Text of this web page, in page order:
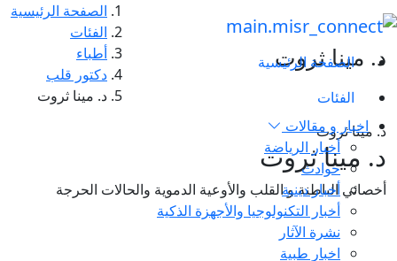
الصفحة الرئيسية
الفئات
اخبار و مقالات
أخبار الرياضة
حوادث
أخبار دينية
أخبار التكنولوجيا والأجهزة الذكية
نشرة الآثار
اخبار طبية
د. مينا ثروت
الصفحة الرئيسية
الفئات
أطباء
دكتور قلب
د. مينا ثروت
د. مينا ثروت
د. مينا ثروت
أخصائي الباطنة و القلب والأوعية الدموية والحالات الحرجة